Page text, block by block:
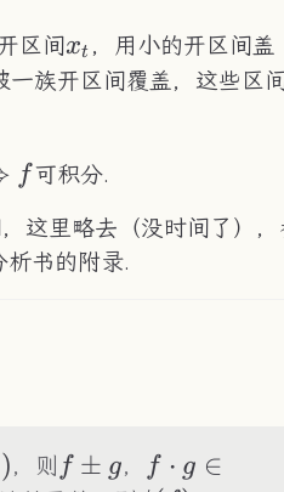
区间x_t
xt ，用小的开区间盖
一族开区间覆盖，这些区
ff可积分.
这里略去（没时间了）
析书的附录.
，则 f\pm
f ± g，
f\cdot
f ⋅ g ∈